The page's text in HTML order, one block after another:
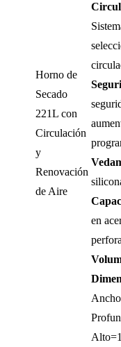
Horno de
Secado
221L con
Circulación
y
Renovación
de Aire
en